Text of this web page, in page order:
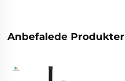
Anbefalede Produkter